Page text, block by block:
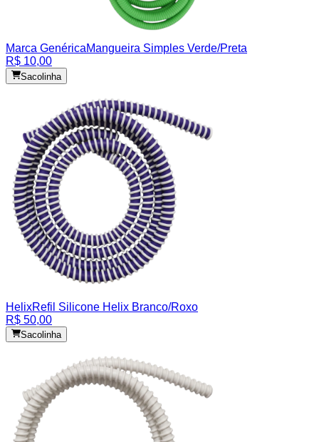
Marca GenéricaMangueira Simples Verde/Preta
R$ 10,00
Sacolinha
HelixRefil Silicone Helix Branco/Roxo
R$ 50,00
Sacolinha